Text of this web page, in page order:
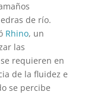
de río.
Rhino, un
las
requieren en
de la fluidez e
se percibe